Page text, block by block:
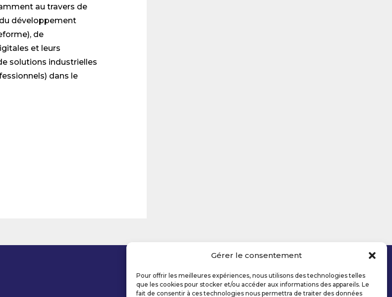
Gérer le consentement
Pour offrir les meilleures expériences, nous utilisons des technologies telles
que les cookies pour stocker et/ou accéder aux informations des appareils. Le
fait de consentir à ces technologies nous permettra de traiter des données
au travers de
développement
de
et leurs
solutions industrielles
dans le